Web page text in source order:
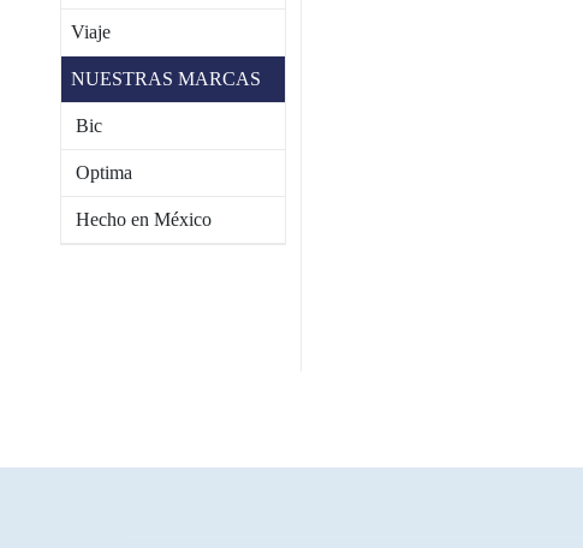
Viaje
NUESTRAS MARCAS
Bic
Optima
Hecho en México